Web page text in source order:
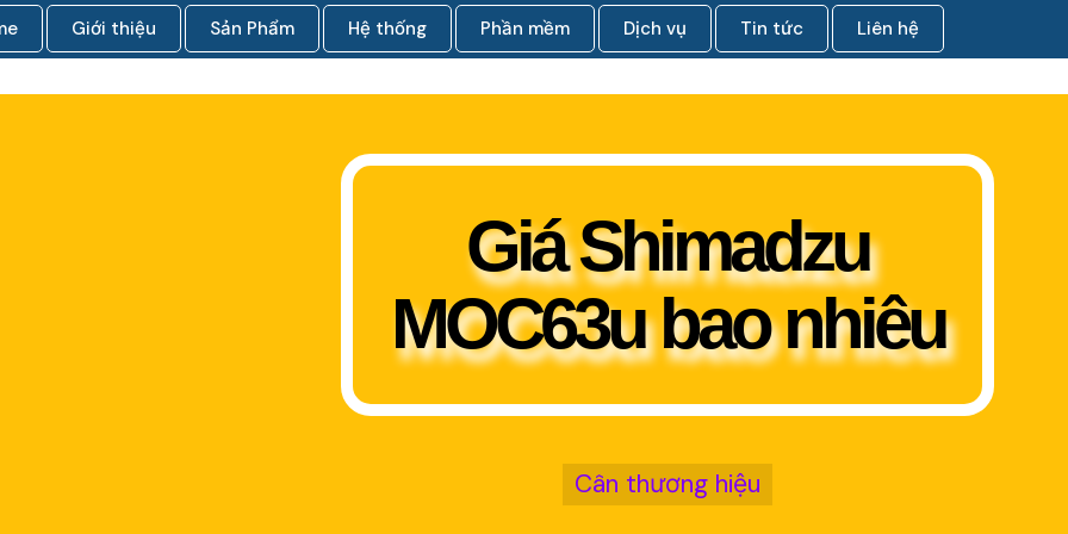
Giới thiệu Sản Phẩm Hệ thống Phần mềm Dịch vụ Tin tức Liên hệ
Giá Shimadzu
MOC63u bao nhiêu
Cân thương hiệu